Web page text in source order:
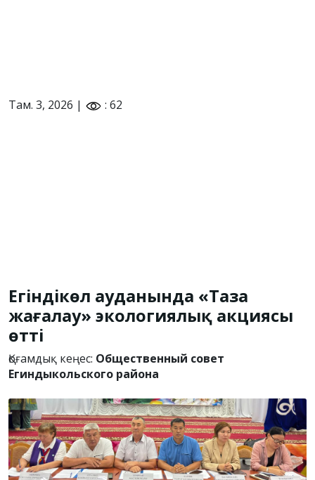
Там. 3, 2026 | : 62
Егіндікөл ауданында «Таза
жағалау» экологиялық акциясы
өтті
Қоғамдық кеңес: Общественный совет
Егиндыкольского района